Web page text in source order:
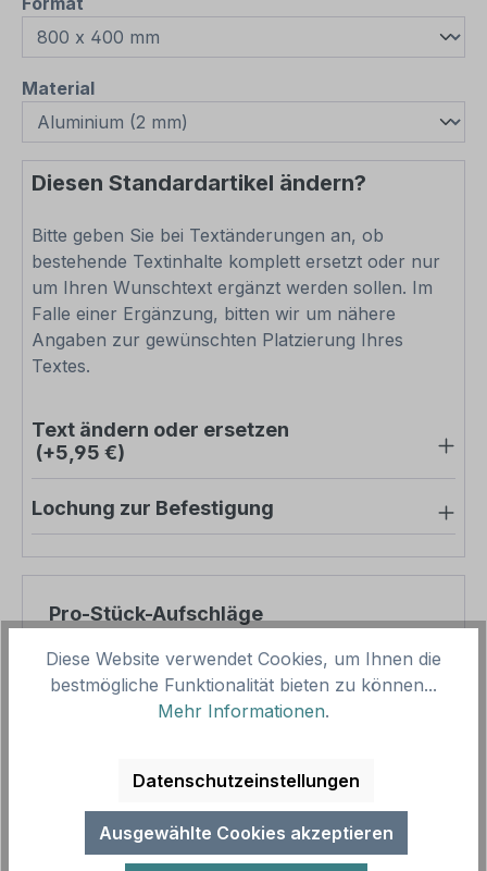
Materialauswählen
Diesen Standardartikel ändern?
Bitte geben Sie bei Textänderungen an, ob
bestehende Textinhalte komplett ersetzt oder nur
um Ihren Wunschtext ergänzt werden sollen. Im
Falle einer Ergänzung, bitten wir um nähere
Angaben zur gewünschten Platzierung Ihres
Textes.
Text ändern oder ersetzen
(+5,95 €)
Lochung zur Befestigung
Pro-Stück-Aufschläge
Produktpreis
56,64 €
Zwischensumme
Gesamtpreis
56,64 €
Preise inkl. MwSt. zzgl. Versandkosten
Aufgrund von Neuberechnungen im Warenkorb sind
Diese Website verwendet Cookies, um Ihnen die
bestmögliche Funktionalität bieten zu können...
Mehr Informationen.
Datenschutzeinstellungen
Ausgewählte Cookies akzeptieren